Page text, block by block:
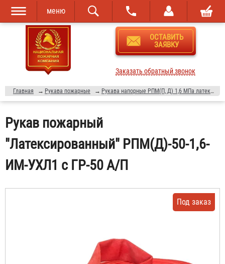
Перейти к
основному
содержанию
Skip to
navigation
меню
ОСТАВИТЬ
ЗАЯВКУ
Заказать обратный звонок
Главная → Рукава пожарные → Рукава напорные РПМ(П, Д) 1,6 МПа латексированные
Рукав пожарный
"Латексированный" РПМ(Д)-50-1,6-
ИМ-УХЛ1 с ГР-50 А/П
Под заказ